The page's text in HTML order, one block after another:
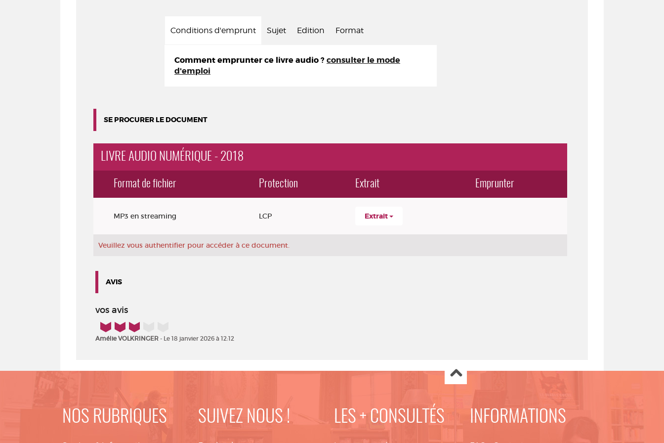
Conditions d'emprunt Sujet Edition Format
Comment emprunter ce livre audio ? consulter le mode
d'emploi
SE PROCURER LE DOCUMENT
LIVRE AUDIO NUMÉRIQUE - 2018
Format de fichier Protection Extrait Emprunter
MP3 en streaming LCP Extrait
Veuillez vous authentifier pour accéder à ce document.
AVIS
vos avis
3/5
Amélie VOLKRINGER - Le 18 janvier 2026 à 12:12
NOS RUBRIQUES SUIVEZ NOUS ! LES + CONSULTÉS INFORMATIONS